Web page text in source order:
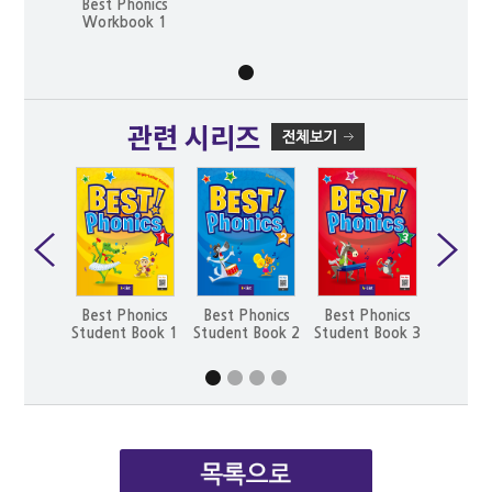
Best Phonics
Workbook 1
관련 시리즈
Best Phonics
Student Book 1
Best Phonics
Student Book 2
Best Phonics
Student Book 3